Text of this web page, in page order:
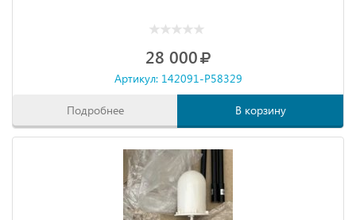
28 000
Артикул: 142091-P58329
Подробнее В корзину